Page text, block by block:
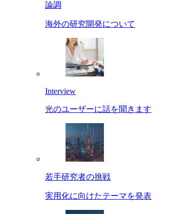
論調
海外の研究開発について
Interview
光のユーザーに話を聞きます
若手研究者の挑戦
実用化に向けたテーマを発表